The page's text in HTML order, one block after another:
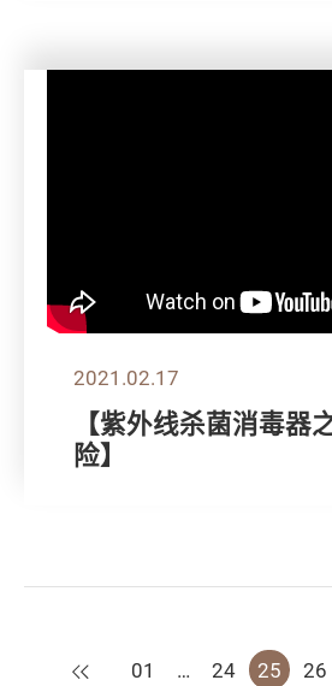
2021.02.17
【紫外线杀菌消毒器
险】
上一页
01 … 24 25 26